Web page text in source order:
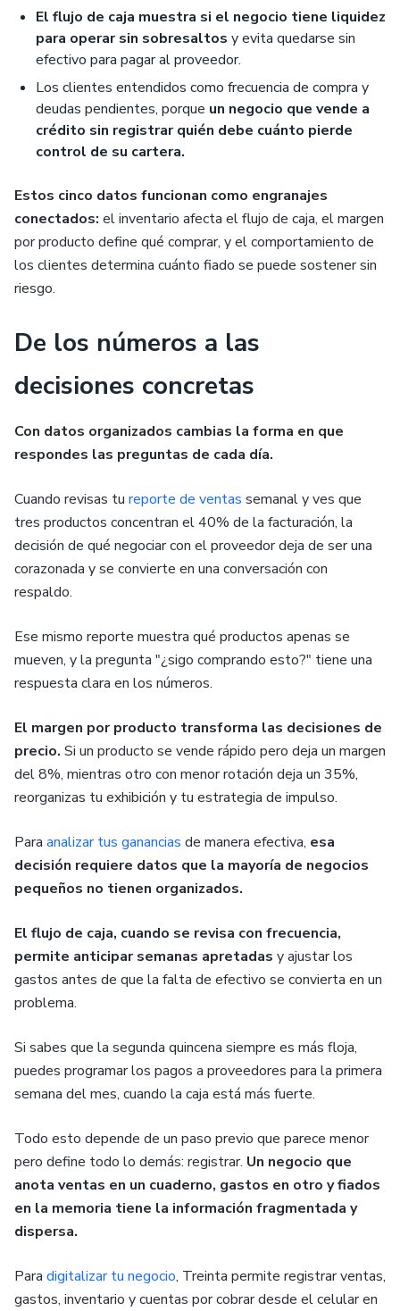
El flujo de caja muestra si el negocio tiene liquidez
para operar sin sobresaltos y evita quedarse sin
efectivo para pagar al proveedor.
Los clientes entendidos como frecuencia de compra y
deudas pendientes, porque un negocio que vende a
crédito sin registrar quién debe cuánto pierde
control de su cartera.
Estos cinco datos funcionan como engranajes
conectados: el inventario afecta el flujo de caja, el margen
por producto define qué comprar, y el comportamiento de
los clientes determina cuánto fiado se puede sostener sin
riesgo.
De los números a las
decisiones concretas
Con datos organizados cambias la forma en que
respondes las preguntas de cada día.
Cuando revisas tu reporte de ventas semanal y ves que
tres productos concentran el 40% de la facturación, la
decisión de qué negociar con el proveedor deja de ser una
corazonada y se convierte en una conversación con
respaldo.
Ese mismo reporte muestra qué productos apenas se
mueven, y la pregunta "¿sigo comprando esto?" tiene una
respuesta clara en los números.
El margen por producto transforma las decisiones de
precio. Si un producto se vende rápido pero deja un margen
del 8%, mientras otro con menor rotación deja un 35%,
reorganizas tu exhibición y tu estrategia de impulso.
Para analizar tus ganancias de manera efectiva, esa
decisión requiere datos que la mayoría de negocios
pequeños no tienen organizados.
El flujo de caja, cuando se revisa con frecuencia,
permite anticipar semanas apretadas y ajustar los
gastos antes de que la falta de efectivo se convierta en un
problema.
Si sabes que la segunda quincena siempre es más floja,
puedes programar los pagos a proveedores para la primera
semana del mes, cuando la caja está más fuerte.
Todo esto depende de un paso previo que parece menor
pero define todo lo demás: registrar. Un negocio que
anota ventas en un cuaderno, gastos en otro y fiados
en la memoria tiene la información fragmentada y
dispersa.
Para digitalizar tu negocio, Treinta permite registrar ventas,
gastos, inventario y cuentas por cobrar desde el celular en